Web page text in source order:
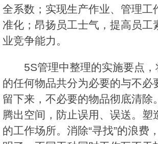
全系数；实现生产作业、管理工
准化；昂扬员工士气，提高员工
业竞争能力。
5S管理中整理的实施要点
的任何物品共分为必要的与不必
留下来，不必要的物品彻底清除
腾出空间，防止误用、误送。塑
的工作场所。消除“寻找”的浪费